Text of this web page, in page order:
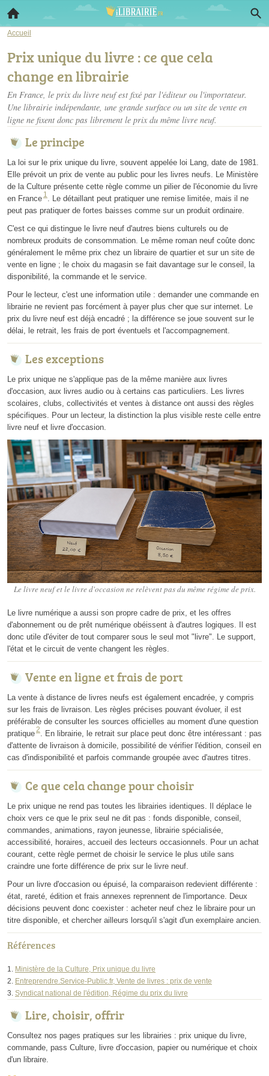
Accueil
Prix unique du livre : ce que cela
change en librairie
En France, le prix du livre neuf est fixé par l'éditeur ou l'importateur.
Une librairie indépendante, une grande surface ou un site de vente en
ligne ne fixent donc pas librement le prix du même livre neuf.
Le principe
La loi sur le prix unique du livre, souvent appelée loi Lang, date de 1981.
Elle prévoit un prix de vente au public pour les livres neufs. Le Ministère
de la Culture présente cette règle comme un pilier de l'économie du livre
en France 1. Le détaillant peut pratiquer une remise limitée, mais il ne
peut pas pratiquer de fortes baisses comme sur un produit ordinaire.
C'est ce qui distingue le livre neuf d'autres biens culturels ou de
nombreux produits de consommation. Le même roman neuf coûte donc
généralement le même prix chez un libraire de quartier et sur un site de
vente en ligne ; le choix du magasin se fait davantage sur le conseil, la
disponibilité, la commande et le service.
Pour le lecteur, c'est une information utile : demander une commande en
librairie ne revient pas forcément à payer plus cher que sur internet. Le
prix du livre neuf est déjà encadré ; la différence se joue souvent sur le
délai, le retrait, les frais de port éventuels et l'accompagnement.
Les exceptions
Le prix unique ne s'applique pas de la même manière aux livres
d'occasion, aux livres audio ou à certains cas particuliers. Les livres
scolaires, clubs, collectivités et ventes à distance ont aussi des règles
spécifiques. Pour un lecteur, la distinction la plus visible reste celle entre
livre neuf et livre d'occasion.
Le livre neuf et le livre d'occasion ne relèvent pas du même régime de prix.
Le livre numérique a aussi son propre cadre de prix, et les offres
d'abonnement ou de prêt numérique obéissent à d'autres logiques. Il est
donc utile d'éviter de tout comparer sous le seul mot "livre". Le support,
l'état et le circuit de vente changent les règles.
Vente en ligne et frais de port
La vente à distance de livres neufs est également encadrée, y compris
sur les frais de livraison. Les règles précises pouvant évoluer, il est
préférable de consulter les sources officielles au moment d'une question
pratique 2
. En librairie, le retrait sur place peut donc être intéressant : pas
d'attente de livraison à domicile, possibilité de vérifier l'édition, conseil en
cas d'indisponibilité et parfois commande groupée avec d'autres titres.
Ce que cela change pour choisir
Le prix unique ne rend pas toutes les librairies identiques. Il déplace le
choix vers ce que le prix seul ne dit pas : fonds disponible, conseil,
commandes, animations, rayon jeunesse, librairie spécialisée,
accessibilité, horaires, accueil des lecteurs occasionnels. Pour un achat
courant, cette règle permet de choisir le service le plus utile sans
craindre une forte différence de prix sur le livre neuf.
Pour un livre d'occasion ou épuisé, la comparaison redevient différente :
état, rareté, édition et frais annexes reprennent de l'importance. Deux
décisions peuvent donc coexister : acheter neuf chez le libraire pour un
titre disponible, et chercher ailleurs lorsqu'il s'agit d'un exemplaire ancien.
Références
Ministère de la Culture, Prix unique du livre
Entreprendre.Service-Public.fr, Vente de livres : prix de vente
Syndicat national de l'édition, Régime du prix du livre
Lire, choisir, offrir
Consultez nos pages pratiques sur les librairies : prix unique du livre,
commande, pass Culture, livre d'occasion, papier ou numérique et choix
d'un libraire.